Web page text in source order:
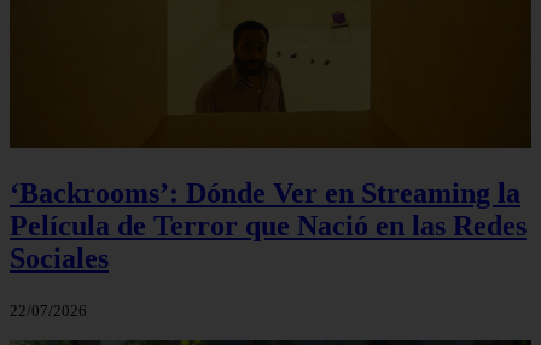
‘Backrooms’: Dónde Ver en Streaming la
Película de Terror que Nació en las Redes
Sociales
22/07/2026